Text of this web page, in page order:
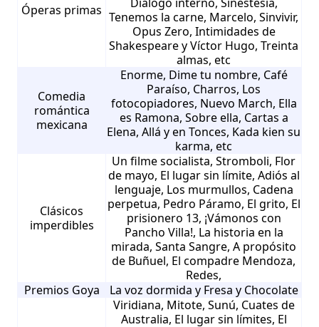
Óperas primas Tenemos la carne, Marcelo, Sinvivir,
Opus Zero, Intimidades de
Shakespeare y Víctor Hugo, Treinta
almas, etc
Comedia
romántica
mexicana
Enorme, Dime tu nombre, Café
Paraíso, Charros, Los
fotocopiadores, Nuevo March, Ella
es Ramona, Sobre ella, Cartas a
Elena, Allá y en Tonces, Kada kien su
karma, etc
Clásicos
imperdibles
Un filme socialista, Stromboli, Flor
de mayo, El lugar sin límite, Adiós al
lenguaje, Los murmullos, Cadena
perpetua, Pedro Páramo, El grito, El
prisionero 13, ¡Vámonos con
Pancho Villa!, La historia en la
mirada, Santa Sangre, A propósito
de Buñuel, El compadre Mendoza,
Redes,
Premios Goya
La voz dormida y Fresa y Chocolate
Viridiana, Mitote, Sunú, Cuates de
Australia, El lugar sin límites, El